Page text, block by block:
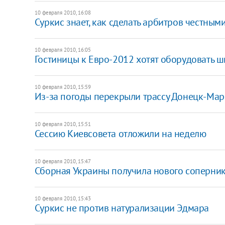
10 февраля 2010, 16:08
Суркис знает, как сделать арбитров
10 февраля 2010, 16:05
Гостиницы к Евро-2012 хотят оборудовать
10 февраля 2010, 15:59
Из-за погоды перекрыли трассу Донецк-
10 февраля 2010, 15:51
Сессию Киевсовета отложили на неделю
10 февраля 2010, 15:47
Сборная Украины получила нового
10 февраля 2010, 15:43
Суркис не против натурализации Эдмара